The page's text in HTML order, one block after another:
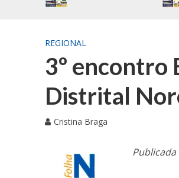
REGIONAL
3º encontro
Distrital
Cristina Braga
Publicada